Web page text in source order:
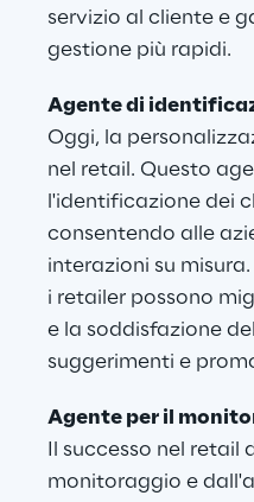
servizio al cliente e
gestione più rapidi.
Agente di
Oggi, la
nel retail. Questo
l'identificazione dei
consentendo alle
interazioni su
i retailer possono
e la soddisfazione
suggerimenti e
Agente per il
Il successo nel retail
monitoraggio e